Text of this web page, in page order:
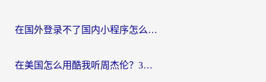
在国外登录不了国内小程序怎么办？选对回国加速器，轻松解锁国内资源
在美国怎么用酷我听周杰伦？3步搞定海外听歌难题